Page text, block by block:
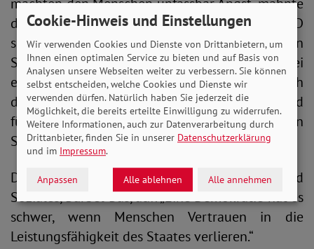
die SoVD-Vorstandsvorsitzende. „Wir als SoVD
sind eine starke Stimme. Wir stärken den
Sozialstaat, indem wir für ihn sprechen.“ Sie sei
entrüstet, wenn gesagt werde, man könne sich
diesen Sozialstaat nicht mehr leisten, der Vorbild
für viele Länder sei: „Lasst uns aufhören, den
Sozialstaat schlechtzureden!“
Dies griff die Bundesministerin für Arbeit und
Soziales, Bärbel Bas, auf: „Eine Demokratie hat es
schwer, wenn Menschen Vertrauen in die
Leistungsfähigkeit des Staates verlieren.“
Cookie-Hinweis und Einstellungen
Wir verwenden Cookies und Dienste von Drittanbietern, um
Ihnen einen optimalen Service zu bieten und auf Basis von
Analysen unsere Webseiten weiter zu verbessern. Sie können
selbst entscheiden, welche Cookies und Dienste wir
verwenden dürfen. Natürlich haben Sie jederzeit die
Möglichkeit, die bereits erteilte Einwilligung zu widerrufen.
Weitere Informationen, auch zur Datenverarbeitung durch
Drittanbieter, finden Sie in unserer Datenschutzerklärung
und im Impressum.
Anpassen Alle ablehnen Alle annehmen